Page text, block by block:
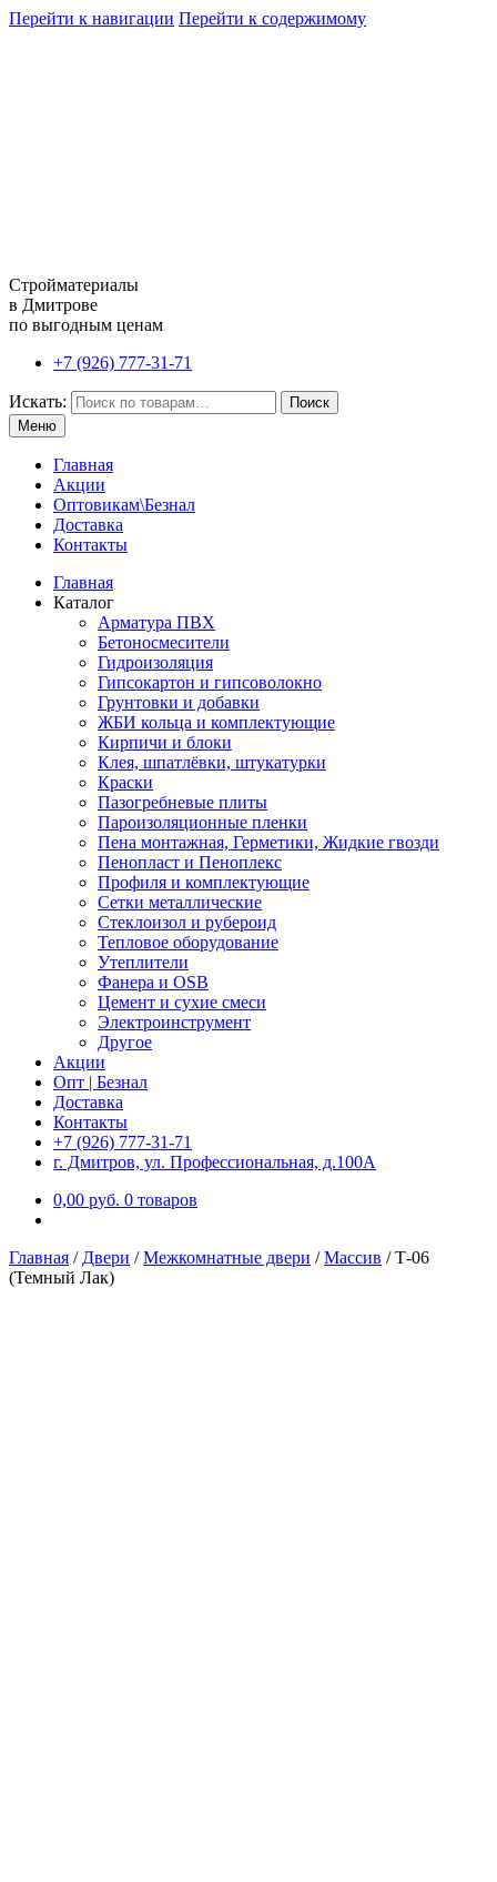
Перейти к навигации Перейти к содержимому
Стройматериалы
в Дмитрове
по выгодным ценам
+7 (926) 777-31-71
Искать:
Поиск
Меню
Главная
Акции
Оптовикам\Безнал
Доставка
Контакты
Главная
Каталог
Арматура ПВХ
Бетоносмесители
Гидроизоляция
Гипсокартон и гипсоволокно
Грунтовки и добавки
ЖБИ кольца и комплектующие
Кирпичи и блоки
Клея, шпатлёвки, штукатурки
Краски
Пазогребневые плиты
Пароизоляционные пленки
Пена монтажная, Герметики, Жидкие гвозди
Пенопласт и Пеноплекс
Профиля и комплектующие
Сетки металлические
Стеклоизол и рубероид
Тепловое оборудование
Утеплители
Фанера и OSB
Цемент и сухие смеси
Электроинструмент
Другое
Акции
Опт | Безнал
Доставка
Контакты
+7 (926) 777-31-71
г. Дмитров, ул. Профессиональная, д.100А
0,00 руб. 0 товаров
Главная / Двери /Межкомнатные двери /Массив /Т-06
(Темный Лак)